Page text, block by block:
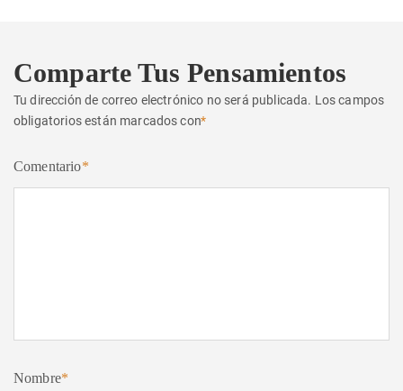
Comparte Tus Pensamientos
Tu dirección de correo electrónico no será publicada. Los campos
obligatorios están marcados con*
Comentario*
Nombre*